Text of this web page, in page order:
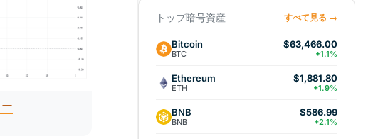
トップ暗号資産 すべて見る →
Bitcoin
BTC
$63,466.00
+1.1%
Ethereum
ETH
$1,881.80
+1.9%
BNB
BNB
$586.99
+2.1%